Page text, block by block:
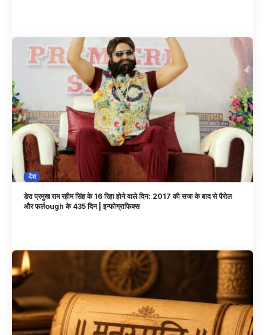
देश
डेरा प्रमुख राम रहीम सिंह के 16 रिहा होने वाले दिन: 2017 की सजा के बाद से पैरोल
और फर्लough के 435 दिन | इन्फोग्राफिक्स